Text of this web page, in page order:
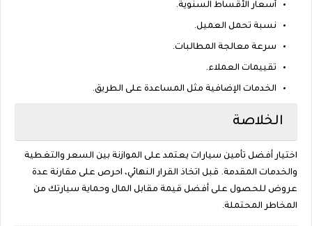
أسعار الأقساط السنوية.
نسبة تحمل العميل.
سرعة معالجة المطالبات.
تقييمات العملاء.
الخدمات الإضافية مثل المساعدة على الطريق.
الخلاصة
اختيار أفضل تأمين سيارات يعتمد على الموازنة بين السعر والتغطية
والخدمات المقدمة. قبل اتخاذ القرار النهائي، احرص على مقارنة عدة
عروض للحصول على أفضل قيمة مقابل المال وحماية سيارتك من
المخاطر المحتملة.